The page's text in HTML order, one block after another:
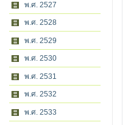
พ.ศ. 2527
พ.ศ. 2528
พ.ศ. 2529
พ.ศ. 2530
พ.ศ. 2531
พ.ศ. 2532
พ.ศ. 2533